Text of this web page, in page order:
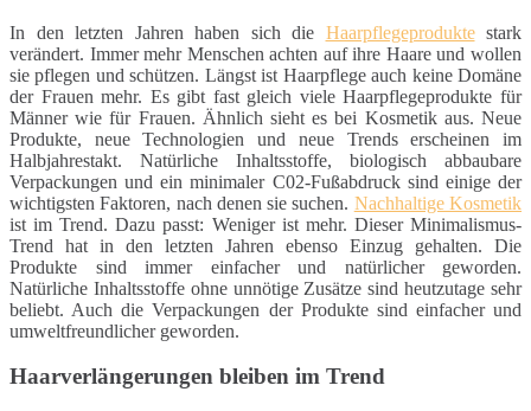
In den letzten Jahren haben sich die Haarpflegeproduktestark
verändert. Immer mehr Menschen achten auf ihre Haare und wollen
sie pflegen und schützen. Längst ist Haarpflege auch keine Domäne
der Frauen mehr. Es gibt fast gleich viele Haarpflegeprodukte für
Männer wie für Frauen. Ähnlich sieht es bei Kosmetik aus. Neue
Produkte, neue Technologien und neue Trends erscheinen im
Halbjahrestakt. Natürliche Inhaltsstoffe, biologisch abbaubare
Verpackungen und ein minimaler C02-Fußabdruck sind einige der
wichtigsten Faktoren, nach denen sie suchen. Nachhaltige Kosmetik
ist im Trend. Dazu passt: Weniger ist mehr. Dieser Minimalismus-
Trend hat in den letzten Jahren ebenso Einzug gehalten. Die
Produkte sind immer einfacher und natürlicher geworden.
Natürliche Inhaltsstoffe ohne unnötige Zusätze sind heutzutage sehr
beliebt. Auch die Verpackungen der Produkte sind einfacher und
umweltfreundlicher geworden.
Haarverlängerungen bleiben im Trend